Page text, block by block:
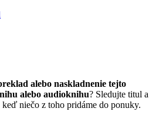
alebo naskladnenie tejto
alebo audioknihu? Sledujte titul a
niečo z toho pridáme do ponuky.